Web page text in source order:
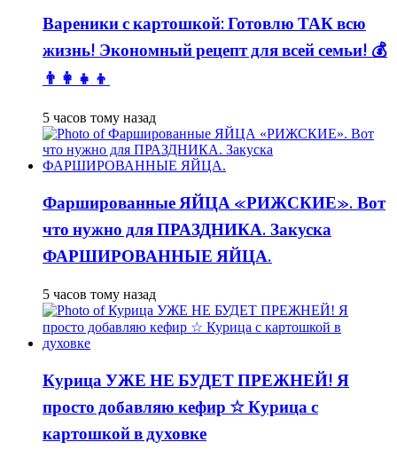
Вареники с картошкой: Готовлю ТАК всю
жизнь! Экономный рецепт для всей семьи! 💰
👨👩👧👦
5 часов тому назад
Фаршированные ЯЙЦА «РИЖСКИЕ». Вот
что нужно для ПРАЗДНИКА. Закуска
ФАРШИРОВАННЫЕ ЯЙЦА.
5 часов тому назад
Курица УЖЕ НЕ БУДЕТ ПРЕЖНЕЙ! Я
просто добавляю кефир ☆ Курица с
картошкой в духовке